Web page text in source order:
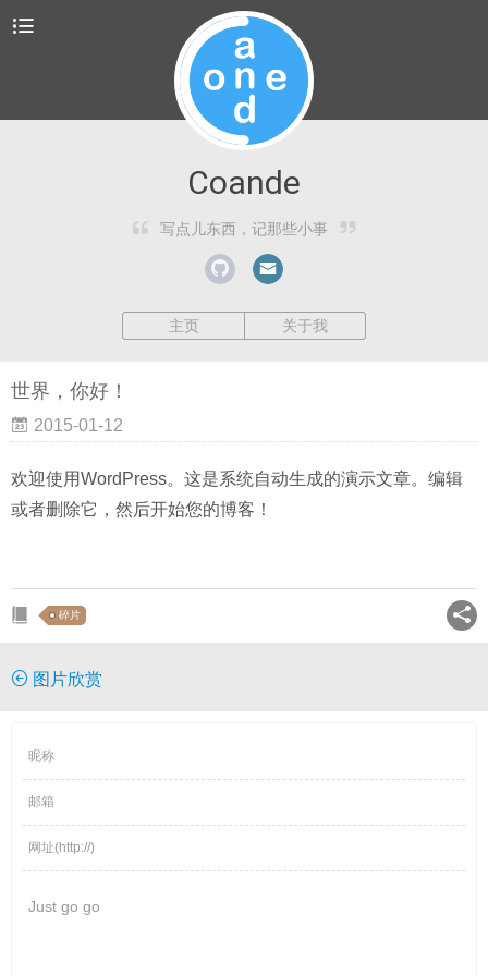
Coande
写点儿东西，记那些小事
主页 关于我
世界，你好！
2015-01-12
欢迎使用WordPress。这是系统自动生成的演示文章。编辑
或者删除它，然后开始您的博客！
碎片
图片欣赏